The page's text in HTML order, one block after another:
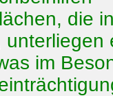
die
im